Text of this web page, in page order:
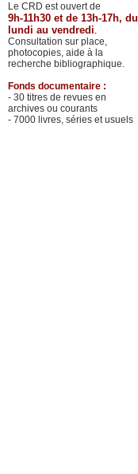
Le CRD est ouvert de
9h-11h30 et de 13h-17h, du
lundi au vendredi.
Consultation sur place,
photocopies, aide à la
recherche bibliographique.
Fonds documentaire :
- 30 titres de revues en
archives ou courants
- 7000 livres, séries et usuels